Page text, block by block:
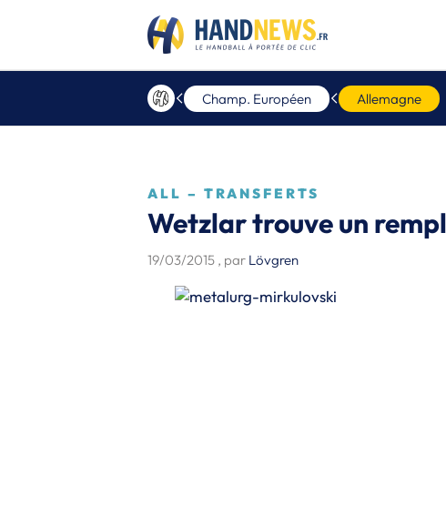
Champ. Européen Allemagne
ALL – TRANSFERTS
Wetzlar trouve un
19/03/2015 , par Lövgren